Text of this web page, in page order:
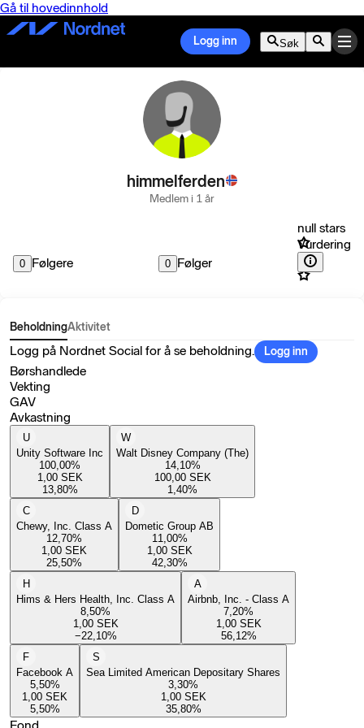
Gå til hovedinnhold
Logg inn Søk
himmelferden
Medlem i 1 år
0 Følgere 0 Følger
null stars
Vurdering
BeholdningAktivitet
Logg på Nordnet Social for å se beholdning. Logg inn
Børshandlede
Vekting
GAV
Avkastning
U
Unity Software Inc
100,00%
1,00 SEK
13,80%
W
Walt Disney Company (The)
14,10%
100,00 SEK
1,40%
C
Chewy, Inc. Class A
12,70%
1,00 SEK
25,50%
D
Dometic Group AB
11,00%
1,00 SEK
42,30%
H
Hims & Hers Health, Inc. Class A
8,50%
1,00 SEK
−22,10%
A
Airbnb, Inc. - Class A
7,20%
1,00 SEK
56,12%
F
Facebook A
5,50%
1,00 SEK
5,50%
S
Sea Limited American Depositary Shares
3,30%
1,00 SEK
35,80%